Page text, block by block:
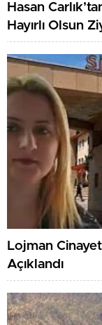
Hasan
Hayırlı Olsun
Lojman
Açıklandı